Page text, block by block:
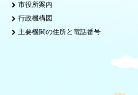
市役所案内
行政機構図
主要機関の住所と電話番号